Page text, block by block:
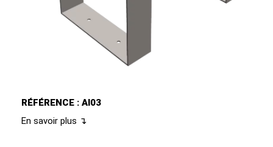
RÉFÉRENCE : AI03
En savoir plus ↴